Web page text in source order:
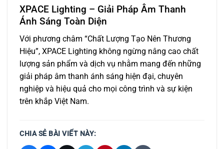
XPACE Lighting – Giải Pháp Âm Thanh
Ánh Sáng Toàn Diện
Với phương châm “Chất Lượng Tạo Nên Thương
Hiệu”, XPACE Lighting không ngừng nâng cao chất
lượng sản phẩm và dịch vụ nhằm mang đến những
giải pháp âm thanh ánh sáng hiện đại, chuyên
nghiệp và hiệu quả cho mọi công trình và sự kiện
trên khắp Việt Nam.
CHIA SẺ BÀI VIẾT NÀY: